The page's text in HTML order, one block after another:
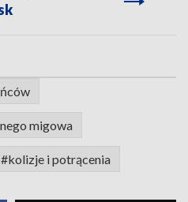
migowa
#kolizje i potrącenia